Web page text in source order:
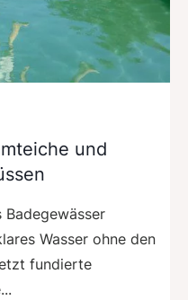
und
Badegewässer
Wasser ohne den
fundierte